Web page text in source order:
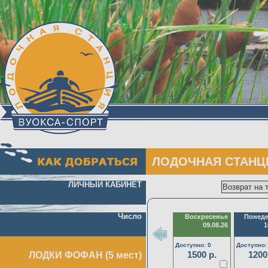
ЛОДОЧНАЯ
ЛИЧНЫЙ КАБИНЕТ
Число
ЛОДКИ ФОФАН (5 мест)
Воскресенье
09.08.26
Доступно: 0
1500 р.
Доступно: